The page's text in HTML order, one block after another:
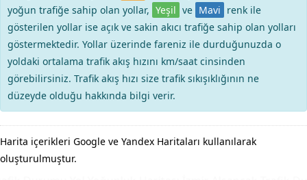
yoğun trafiğe sahip olan yollar, Yeşil ve Mavi renk ile
gösterilen yollar ise açık ve sakin akıcı trafiğe sahip olan yolları
göstermektedir. Yollar üzerinde fareniz ile durduğunuzda o
yoldaki ortalama trafik akış hızını km/saat cinsinden
görebilirsiniz. Trafik akış hızı size trafik sıkışıklığının ne
düzeyde olduğu hakkında bilgi verir.
Harita içerikleri Google ve Yandex Haritaları kullanılarak
oluşturulmuştur.